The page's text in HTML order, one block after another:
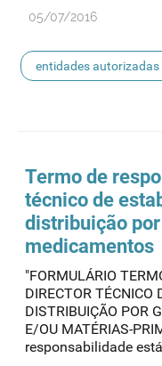
05/07/2016
entidades autorizadas
Termo de
técnico de
distribuição
medicamentos
"FORMULÁRIO
DIRECTOR TÉCNICO
DISTRIBUIÇÃO POR
E/OU MATÉRIAS-
responsabilidade